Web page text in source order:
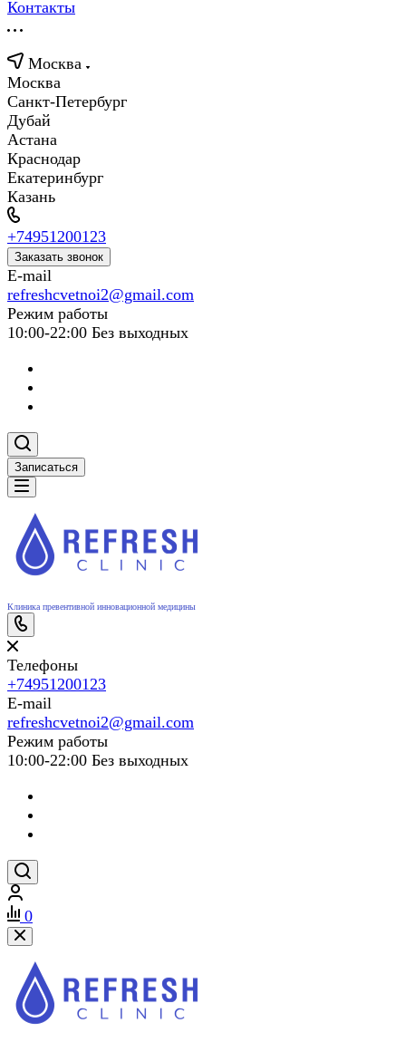
Контакты
Москва
Москва
Санкт-Петербург
Дубай
Астана
Краснодар
Екатеринбург
Казань
+74951200123
Заказать звонок
E-mail
refreshcvetnoi2@gmail.com
Режим работы
10:00-22:00 Без выходных
Записаться
Клиника превентивной инновационной медицины
Телефоны
+74951200123
E-mail
refreshcvetnoi2@gmail.com
Режим работы
10:00-22:00 Без выходных
0